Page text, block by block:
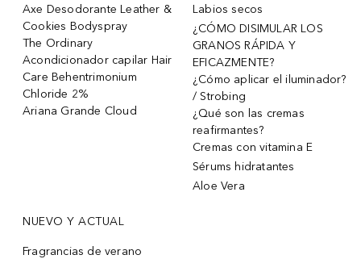
Axe Desodorante Leather &
Cookies Bodyspray
The Ordinary
Acondicionador capilar Hair
Care Behentrimonium
Chloride 2%
Ariana Grande Cloud
Labios secos
¿CÓMO DISIMULAR LOS
GRANOS RÁPIDA Y
EFICAZMENTE?
¿Cómo aplicar el iluminador?
/ Strobing
¿Qué son las cremas
reafirmantes?
Cremas con vitamina E
Sérums hidratantes
Aloe Vera
NUEVO Y ACTUAL
Fragrancias de verano